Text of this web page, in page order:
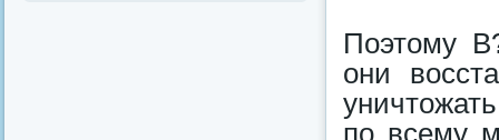
Поэтому
они
по всему